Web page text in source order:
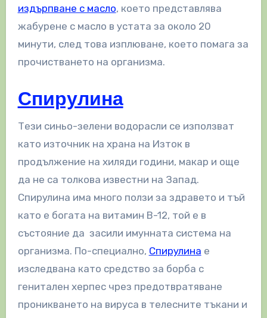
издърпване с масло, което представлява
жабурене с масло в устата за около 20
минути, след това изплюване, което помага за
прочистването на организма.
Спирулина
Тези синьо-зелени водорасли се използват
като източник на храна на Изток в
продължение на хиляди години, макар и още
да не са толкова известни на Запад.
Спирулина има много ползи за здравето и тъй
като е богата на витамин B-12, той е в
състояние да засили имунната система на
организма. По-специално, Спирулина е
изследвана като средство за борба с
генитален херпес чрез предотвратяване
проникването на вируса в телесните тъкани и